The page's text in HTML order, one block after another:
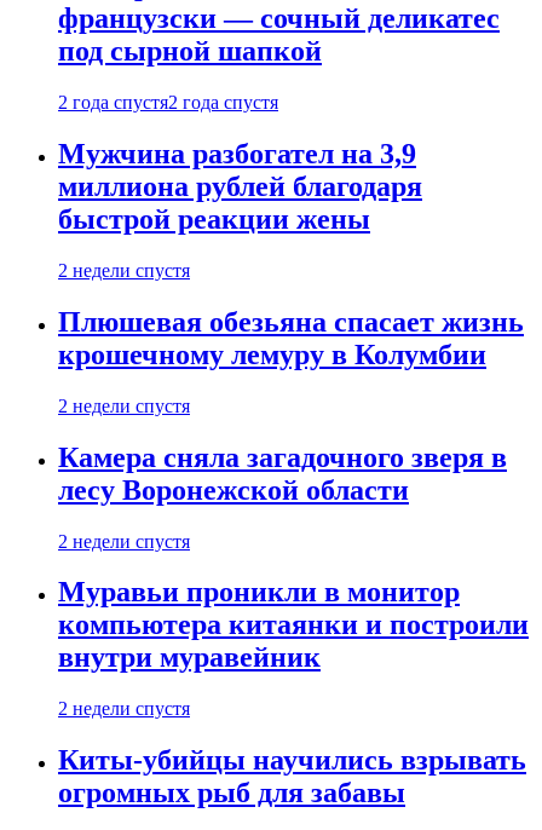
французски — сочный деликатес
под сырной шапкой
2 года спустя2 года спустя
Мужчина разбогател на 3,9
миллиона рублей благодаря
быстрой реакции жены
2 недели спустя
Плюшевая обезьяна спасает жизнь
крошечному лемуру в Колумбии
2 недели спустя
Камера сняла загадочного зверя в
лесу Воронежской области
2 недели спустя
Муравьи проникли в монитор
компьютера китаянки и построили
внутри муравейник
2 недели спустя
Киты-убийцы научились взрывать
огромных рыб для забавы